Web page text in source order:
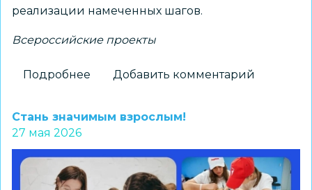
реализации намеченных шагов.
Всероссийские проекты
Подробнее
по
профминимума
Добавить комментарий
Стань значимым взрослым!
27 мая 2026